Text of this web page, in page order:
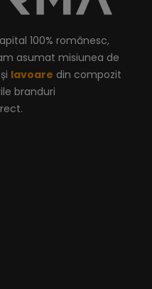
100% românesc,
asumat misiunea de
și lavoare din compozit
branduri